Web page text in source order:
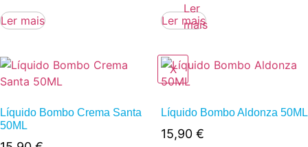
Ler
mais
X
Ler mais Ler mais
Líquido Bombo Crema Santa
50ML
Líquido Bombo Aldonza 50ML
15,90 €